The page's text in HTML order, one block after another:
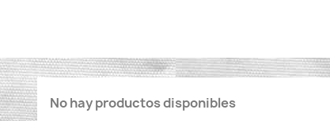
No hay productos disponibles